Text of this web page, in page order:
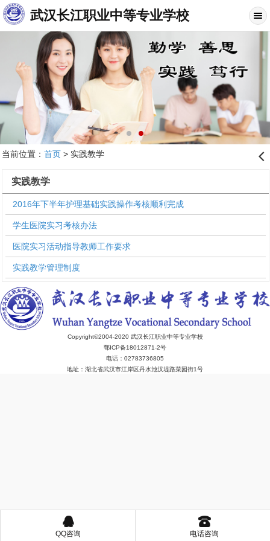
武汉长江职业中等专业学校
当前位置： 首页> 实践教学 󰊒
实践教学
2016年下半年护理基础实践操作考核顺利完成
学生医院实习考核办法
医院实习活动指导教师工作要求
实践教学管理制度
Copyright©2004-2020 武汉长江职业中等专业学校
鄂ICP备18012871-2号
电话：02783736805
地址：湖北省武汉市江岸区丹水池汉堤路菜园街1号
󰇇
QQ咨询
󰇯
电话咨询